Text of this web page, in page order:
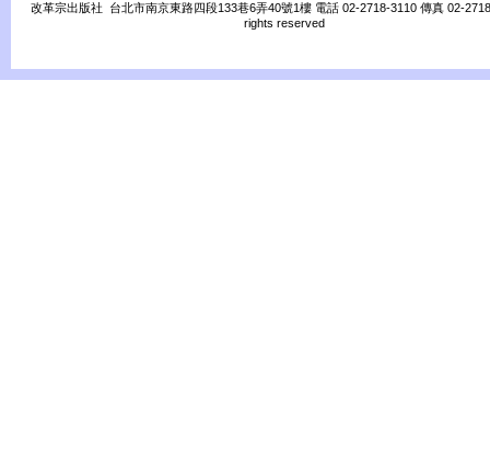
改革宗出版社 台北市南京東路四段133巷6弄40號1樓 電話 02-2718-3110 傳真 02-
rights reserved